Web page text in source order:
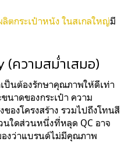
ตกระเป๋าหนัง ในสเกลใหญ่มี
(ความสม่ำเสมอ)
ป็นต้องรักษาคุณภาพให้ดีเท่า
นาดของกระเป๋า ความ
องโครงสร้าง รวมไปถึงโทนสี
นใดส่วนหนึ่งที่หลุด QC อาจ
องว่าแบรนด์ไม่มีคุณภาพ